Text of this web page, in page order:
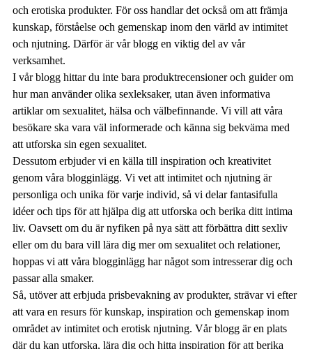
och erotiska produkter. För oss handlar det också om att främja
kunskap, förståelse och gemenskap inom den värld av intimitet
och njutning. Därför är vår blogg en viktig del av vår
verksamhet.
I vår blogg hittar du inte bara produktrecensioner och guider om
hur man använder olika sexleksaker, utan även informativa
artiklar om sexualitet, hälsa och välbefinnande. Vi vill att våra
besökare ska vara väl informerade och känna sig bekväma med
att utforska sin egen sexualitet.
Dessutom erbjuder vi en källa till inspiration och kreativitet
genom våra blogginlägg. Vi vet att intimitet och njutning är
personliga och unika för varje individ, så vi delar fantasifulla
idéer och tips för att hjälpa dig att utforska och berika ditt intima
liv. Oavsett om du är nyfiken på nya sätt att förbättra ditt sexliv
eller om du bara vill lära dig mer om sexualitet och relationer,
hoppas vi att våra blogginlägg har något som intresserar dig och
passar alla smaker.
Så, utöver att erbjuda prisbevakning av produkter, strävar vi efter
att vara en resurs för kunskap, inspiration och gemenskap inom
området av intimitet och erotisk njutning. Vår blogg är en plats
där du kan utforska, lära dig och hitta inspiration för att berika